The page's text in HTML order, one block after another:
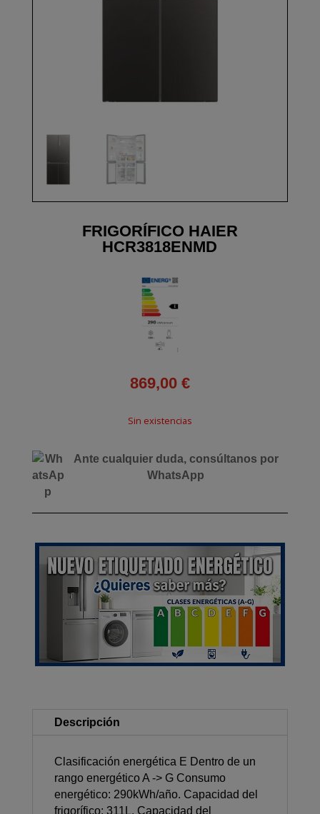
FRIGORÍFICO HAIER
HCR3818ENMD
869,00 €
Sin existencias
Ante cualquier duda, consúltanos por
WhatsApp
Descripción
Clasificación energética E Dentro de un
rango energético A -> G Consumo
energético: 290kWh/año. Capacidad del
frigorífico: 311L. Capacidad del